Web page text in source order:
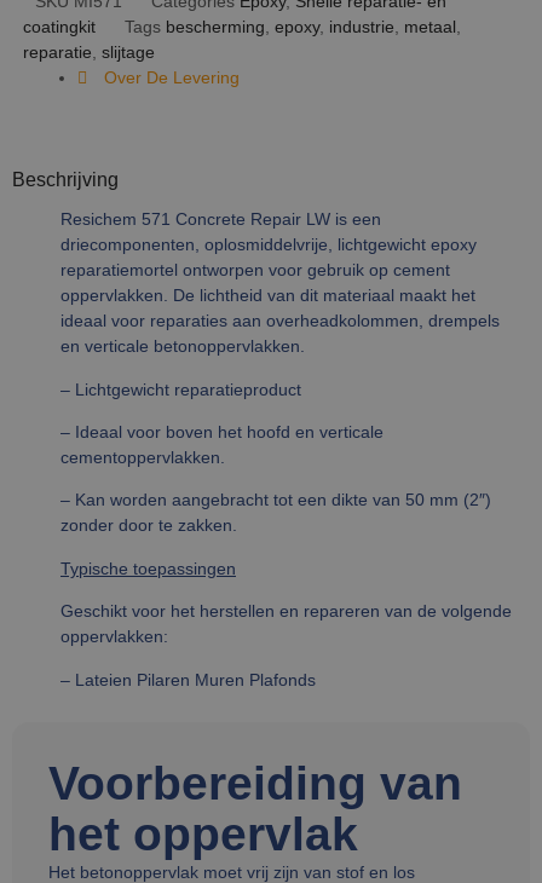
coatingkit
Tags bescherming epoxy, industrie metaal
reparatie slijtage
Over De Levering
Beschrijving
Resichem 571 Concrete Repair LW is een
driecomponenten, oplosmiddelvrije, lichtgewicht epoxy
reparatiemortel ontworpen voor gebruik op cement
oppervlakken. De lichtheid van dit materiaal maakt het
ideaal voor reparaties aan overheadkolommen, drempels
en verticale betonoppervlakken.
– Lichtgewicht reparatieproduct
– Ideaal voor boven het hoofd en verticale
cementoppervlakken.
– Kan worden aangebracht tot een dikte van 50 mm (2″)
zonder door te zakken.
Typische toepassingen
Geschikt voor het herstellen en repareren van de volgende
oppervlakken:
– Lateien Pilaren Muren Plafonds
Voorbereiding van
het oppervlak
Het betonoppervlak moet vrij zijn van stof en los